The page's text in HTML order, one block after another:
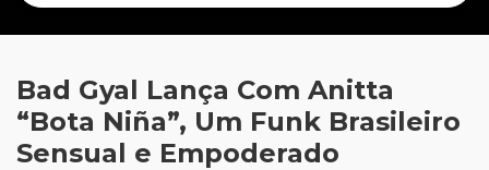
Bad Gyal Lança Com Anitta
“Bota Niña”, Um Funk Brasileiro
Sensual e Empoderado